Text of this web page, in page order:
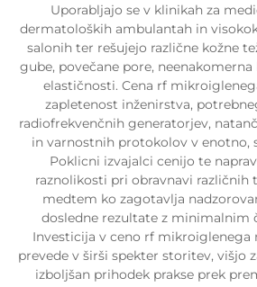
Uporabljajo se v klinikah za
dermatoloških ambulantah in
salonih ter rešujejo različne kožne
gube, povečane pore,
elastičnosti. Cena rf
zapletenost inženirstva,
radiofrekvenčnih generatorjev,
in varnostnih protokolov v enotno,
Poklicni izvajalci cenijo te
raznolikosti pri obravnavi različnih
medtem ko zagotavlja
dosledne rezultate z minimalnim
Investicija v ceno rf mikroiglenega
prevede v širši spekter storitev, višjo
izboljšan prihodek prakse prek